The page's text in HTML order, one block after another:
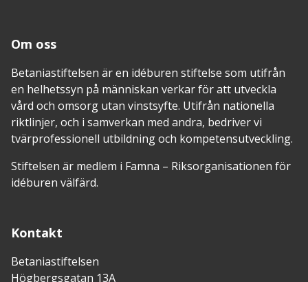
Om oss
Betaniastiftelsen är en idéburen stiftelse som utifrån
en helhetssyn på människan verkar för att utveckla
vård och omsorg utan vinstsyfte. Utifrån nationella
riktlinjer, och i samverkan med andra, bedriver vi
tvärprofessionell utbildning och kompetensutveckling.
Stiftelsen är medlem i Famna – Riksorganisationen för
idéburen välfärd.
Kontakt
Betaniastiftelsen
Högbergsgatan 13A